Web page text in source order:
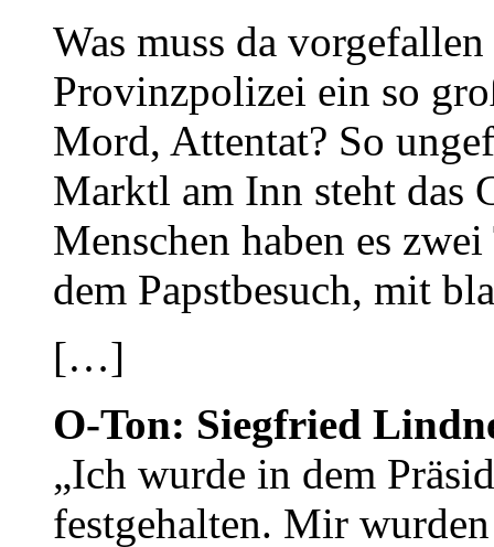
Was muss da
Provinzpolizei ein so
Mord, Attentat? So
Marktl am Inn steht das
Menschen haben es
dem Papstbesuch, mit
[…]
O-Ton: Siegfried
„Ich wurde in dem
festgehalten. Mir